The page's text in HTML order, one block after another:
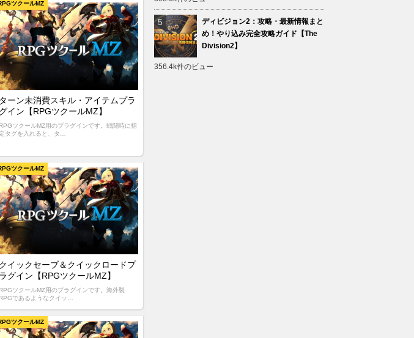
ターン未消費スキル・アイテムプラ
グイン【RPGツクールMZ】
RPGツクールMZ用のプラグインです。戦闘時に指
定タグを入れると、タ…
ツクールMZ
クイックセーブ＆クイックロードプ
ラグイン【RPGツクールMZ】
RPGツクールMZ用のプラグインです。海外製
RPGであるようなクイッ…
ツクールMZ
ツクールMZ
ディビジョン2：攻略・最新情報まと
め！やり込み完全攻略ガイド【The
Division2】
356.4k件のビュー